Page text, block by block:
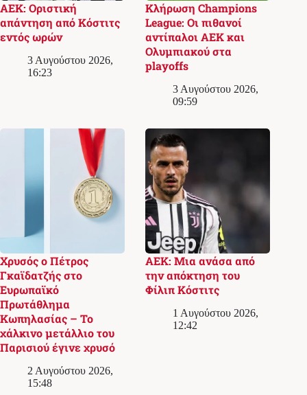
ΑΕΚ: Οριστική
απάντηση από Κόστιτς
εντός ωρών
3 Αυγούστου 2026,
16:23
Κλήρωση Champions
League: Οι πιθανοί
αντίπαλοι ΑΕΚ και
Ολυμπιακού στα
playoffs
3 Αυγούστου 2026,
09:59
Χρυσός ο Πέτρος
Γκαϊδατζής στο
Ευρωπαϊκό
Πρωτάθλημα
Κωπηλασίας – Το
χάλκινο μετάλλιο του
Παρισιού έγινε χρυσό
2 Αυγούστου 2026,
15:48
ΑΕΚ: Μια ανάσα από
την απόκτηση του
Φίλιπ Κόστιτς
1 Αυγούστου 2026,
12:42